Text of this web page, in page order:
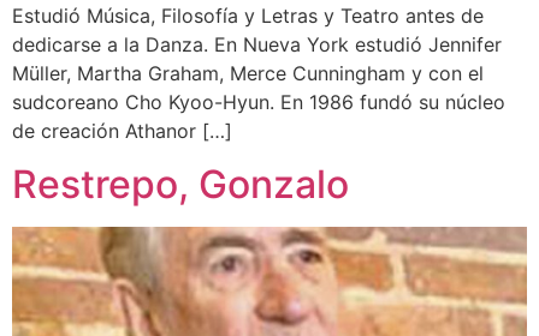
Estudió Música, Filosofía y Letras y Teatro antes de
dedicarse a la Danza. En Nueva York estudió Jennifer
Müller, Martha Graham, Merce Cunningham y con el
sudcoreano Cho Kyoo-Hyun. En 1986 fundó su núcleo
de creación Athanor […]
Restrepo, Gonzalo